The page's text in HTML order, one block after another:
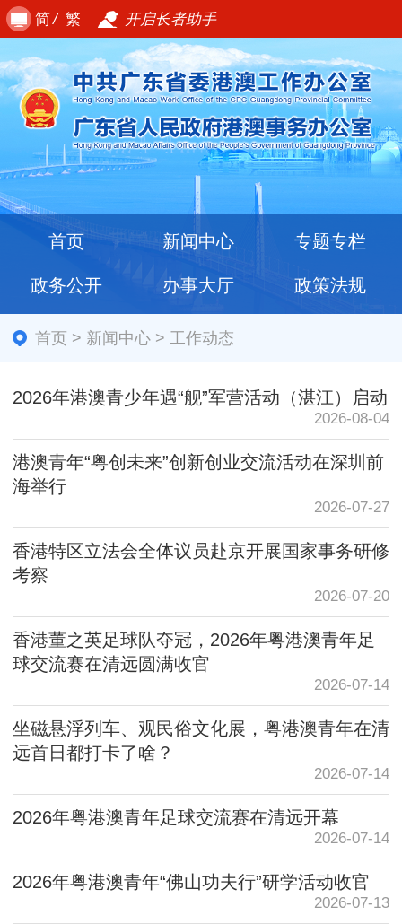
简/ 繁 开启长者助手
首页 新闻中心 专题专栏
政务公开 办事大厅 政策法规
首页 > 新闻中心 >工作动态
2026年港澳青少年遇“舰”军营活动（湛江）启动
2026-08-04
港澳青年“粤创未来”创新创业交流活动在深圳前
海举行
2026-07-27
香港特区立法会全体议员赴京开展国家事务研修
考察
2026-07-20
香港董之英足球队夺冠，2026年粤港澳青年足
球交流赛在清远圆满收官
2026-07-14
坐磁悬浮列车、观民俗文化展，粤港澳青年在清
远首日都打卡了啥？
2026-07-14
2026年粤港澳青年足球交流赛在清远开幕
2026-07-14
2026年粤港澳青年“佛山功夫行”研学活动收官
2026-07-13